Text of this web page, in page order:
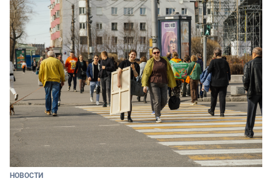
НОВОСТИ